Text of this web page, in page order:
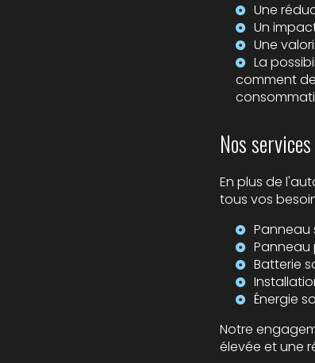
Une
Un
Une
La
comment
Nos
En plus de
tous vos
Panneau
Batterie
Énergie
Notre
élevée et une